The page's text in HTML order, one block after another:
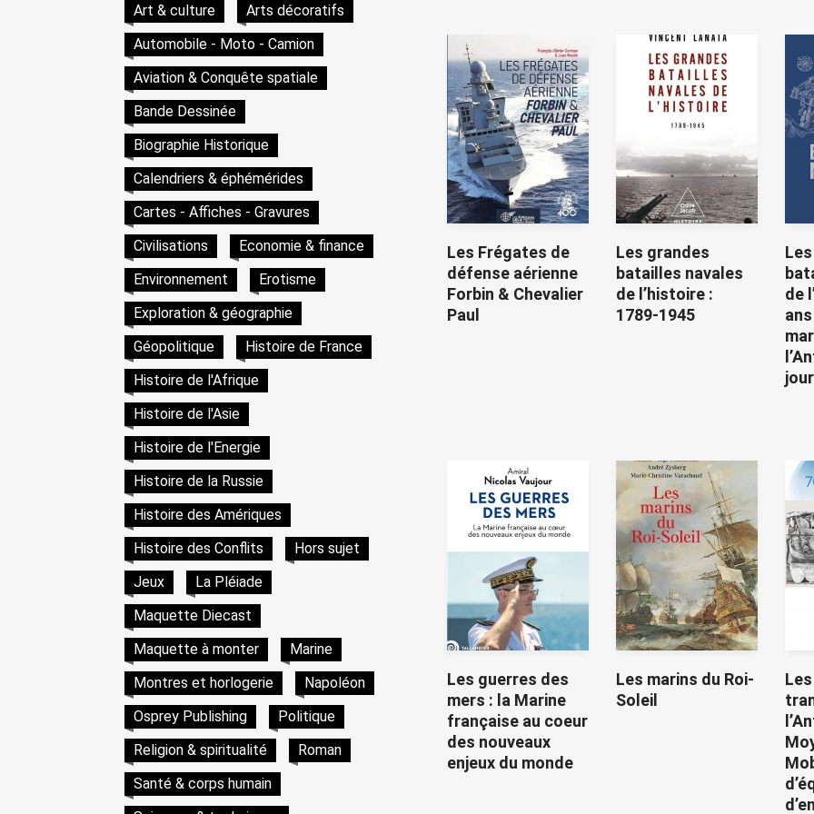
Art & culture
Arts décoratifs
Automobile - Moto - Camion
Aviation & Conquête spatiale
Bande Dessinée
Biographie Historique
Calendriers & éphémérides
Cartes - Affiches - Gravures
Civilisations
Economie & finance
Environnement
Erotisme
Exploration & géographie
Géopolitique
Histoire de France
Histoire de l'Afrique
Histoire de l'Asie
Histoire de l'Energie
Histoire de la Russie
Histoire des Amériques
Histoire des Conflits
Hors sujet
Jeux
La Pléiade
Maquette Diecast
Maquette à monter
Marine
Montres et horlogerie
Napoléon
Osprey Publishing
Politique
Religion & spiritualité
Roman
Santé & corps humain
Les Frégates de
défense aérienne
Forbin & Chevalier
Paul
Les grandes
batailles navales
de l’histoire :
1789-1945
de
Les guerres des
mers : la Marine
française au coeur
des nouveaux
enjeux du monde
Les marins du Roi-
Soleil